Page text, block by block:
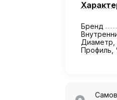
Бренд
Диаметр,
Профиль,